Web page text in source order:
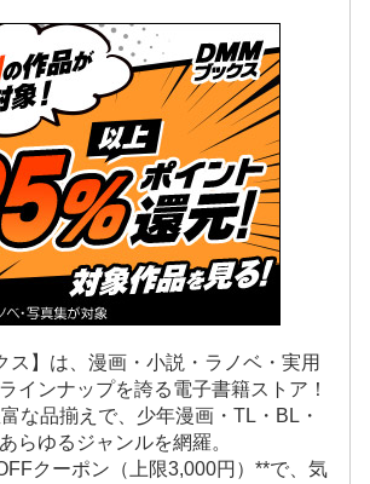
ス】は、漫画・小説・ラノベ・実用
インナップを誇る電子書籍ストア！
な品揃えで、少年漫画・TL・BL・
らゆるジャンルを網羅。
クーポン（上限3,000円）**で、気